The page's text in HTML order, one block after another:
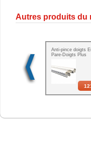
Autres produits du
Anti-pince doigts
Pare-Doigts Plus